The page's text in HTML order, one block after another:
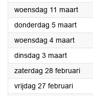
woensdag 11 maart2026
donderdag 5 maart2026
woensdag 4 maart2026
dinsdag 3 maart2026
zaterdag 28 februari2026
vrijdag 27 februari2026